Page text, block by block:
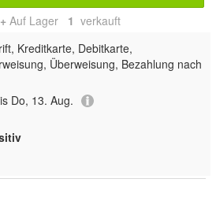
Auf Lager 1 verkauft
Kreditkarte, Debitkarte,
Überweisung, Bezahlung nach
Do, 13. Aug.